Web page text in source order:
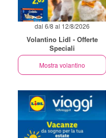
dal 6/8 al 12/8/2026
Volantino Lidl - Offerte
Speciali
Mostra volantino